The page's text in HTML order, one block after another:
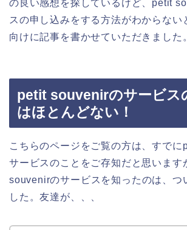
の良い感想を探しているけど、petit
スの申し込みをする方法がわからない
向けに記事を書かせていただきました。
petit souvenirのサービス
はほとんどない！
こちらのページをご覧の方は、すで
サービスのことをご存知だと思います
souvenirのサービスを知ったのは、つ
した。友達が、、、